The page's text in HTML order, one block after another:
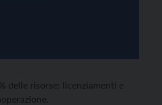
delle risorse: licenziamenti e